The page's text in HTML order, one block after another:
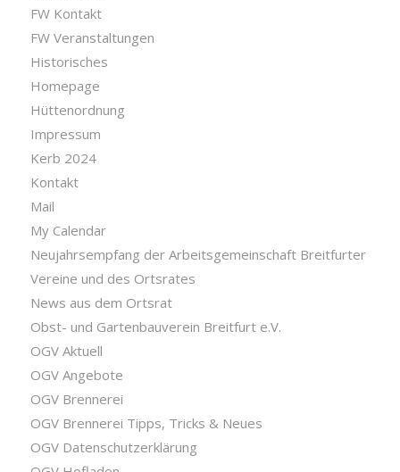
FW Kontakt
FW Veranstaltungen
Historisches
Homepage
Hüttenordnung
Impressum
Kerb 2024
Kontakt
Mail
My Calendar
Neujahrsempfang der Arbeitsgemeinschaft Breitfurter
Vereine und des Ortsrates
News aus dem Ortsrat
Obst- und Gartenbauverein Breitfurt e.V.
OGV Aktuell
OGV Angebote
OGV Brennerei
OGV Brennerei Tipps, Tricks & Neues
OGV Datenschutzerklärung